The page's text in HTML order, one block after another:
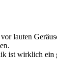
lauten
ist wirklich ein